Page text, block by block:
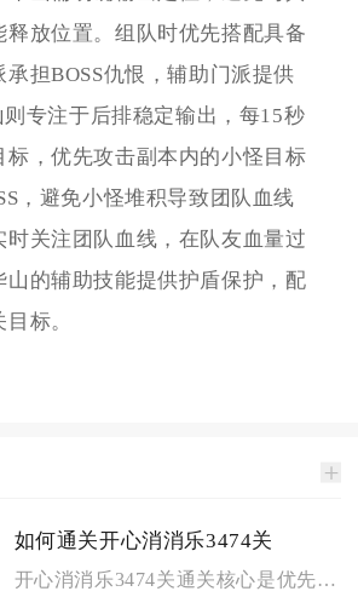
释放位置。组队时优先搭配具备
承担BOSS仇恨，辅助门派提供
专注于后排稳定输出，每15秒
标，优先攻击副本内的小怪目标
，避免小怪堆积导致团队血线
时关注团队血线，在队友血量过
山的辅助技能提供护盾保护，配
标。
如何通关开心消消乐3474关
开心消消乐3474关通关核心是优先清冰块、稳消炸弹、高效组合...